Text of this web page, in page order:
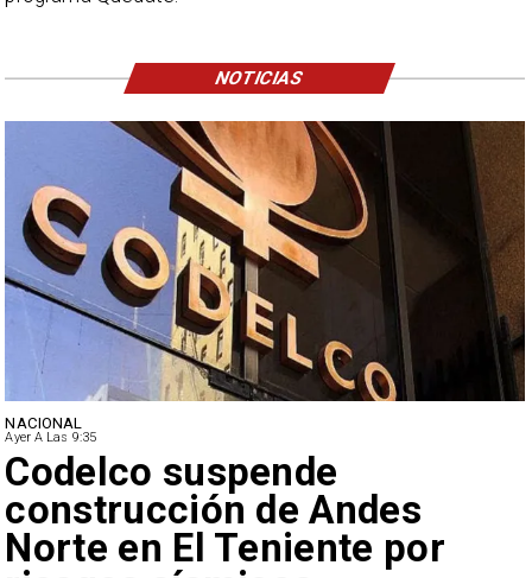
NACIONAL
Ayer A Las 9:35
Lluvias históricas en Chile:
ciudades alcanzan máximos
nunca vistos
NOTICIAS